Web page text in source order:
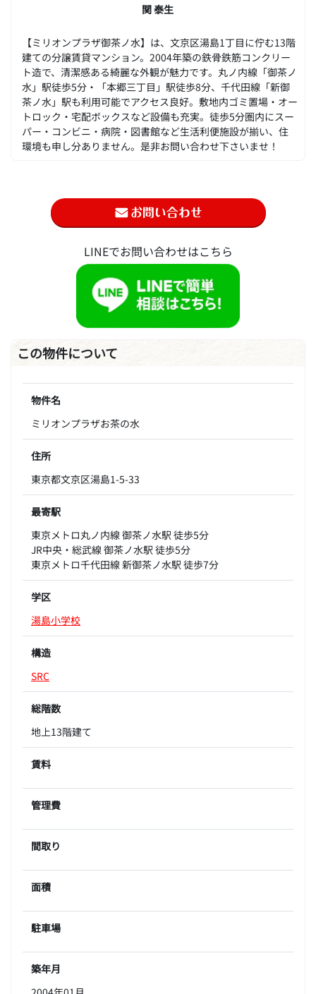
関 泰生
【ミリオンプラザ御茶ノ水】は、文京区湯島1丁目に佇む13階
建ての分譲賃貸マンション。2004年築の鉄骨鉄筋コンクリー
ト造で、清潔感ある綺麗な外観が魅力です。丸ノ内線「御茶ノ
水」駅徒歩5分・「本郷三丁目」駅徒歩8分、千代田線「新御
茶ノ水」駅も利用可能でアクセス良好。敷地内ゴミ置場・オー
トロック・宅配ボックスなど設備も充実。徒歩5分圏内にスー
パー・コンビニ・病院・図書館など生活利便施設が揃い、住
環境も申し分ありません。是非お問い合わせ下さいませ！
LINEでお問い合わせはこちら
この物件について
物件名
ミリオンプラザお茶の水
住所
東京都文京区湯島1-5-33
最寄駅
東京メトロ丸ノ内線 御茶ノ水駅 徒歩5分
JR中央・総武線 御茶ノ水駅 徒歩5分
東京メトロ千代田線 新御茶ノ水駅 徒歩7分
学区
湯島小学校
構造
SRC
総階数
地上13階建て
賃料
管理費
間取り
面積
駐車場
築年月